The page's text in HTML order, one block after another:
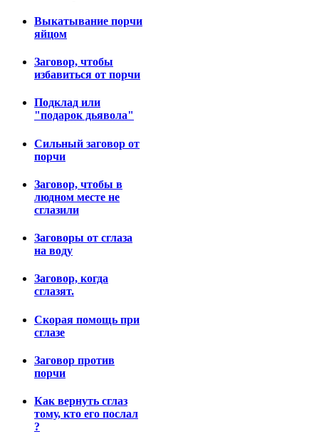
Выкатывание порчи
яйцом
Заговор, чтобы
избавиться от порчи
Подклад или
"подарок дьявола"
Сильный заговор от
порчи
Заговор, чтобы в
людном месте не
сглазили
Заговоры от сглаза
на воду
Заговор, когда
сглазят.
Скорая помощь при
сглазе
Заговор против
порчи
Как вернуть сглаз
тому, кто его послал
?